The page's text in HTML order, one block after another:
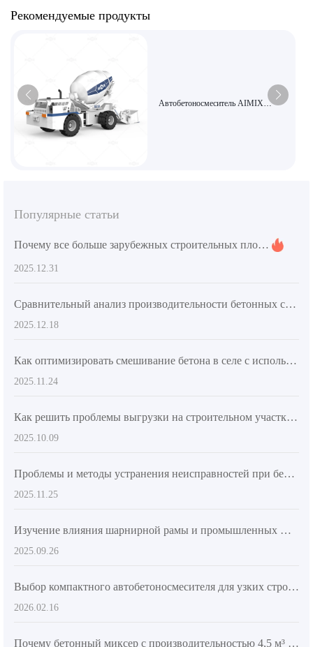
Рекомендуемые продукты
Автобетоносмеситель AIMIX
Популярные статьи
Почему все больше зарубежных строительных площадок выбирают шарнирные смесительные установки? Реальные примеры показывают надежное поведение на неровных участках
2025.12.31
Сравнительный анализ производительности бетонных смесителей для малых строительных проектов и рекомендации по применению
2025.12.18
Как оптимизировать смешивание бетона в селе с использованием технологий умного управления: практический опыт повышения равномерности и снижения ошибок
2025.11.24
Как решить проблемы выгрузки на строительном участке? Полное раскрытие практических преимуществ 270-градусного поворотного смесительного бака
2025.10.09
Проблемы и методы устранения неисправностей при бетонных работах в сельских инфраструктурных проектах: обеспечение бесперебойного строительства
2025.11.25
Изучение влияния шарнирной рамы и промышленных шин на маневренность бетоновоза AS-2.6
2025.09.26
Выбор компактного автобетоносмесителя для узких строительных площадок: ключевые технологии для повышения эффективности
2026.02.16
Почему бетонный миксер с производительностью 4,5 м³ оптимален для средних строительных площадок на зарубежных рынках